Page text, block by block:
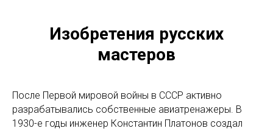
Изобретения русских
мастеров
После Первой мировой войны в СССР активно
разрабатывались собственные авиатренажеры. В
1930-е годы инженер Константин Платонов создал